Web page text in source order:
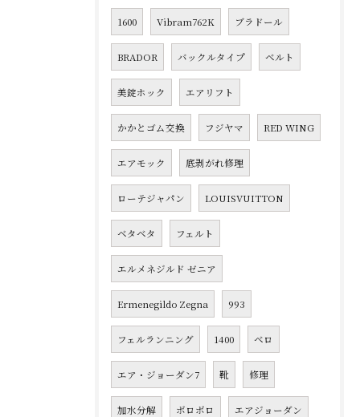
1600 Vibram762K ブラドール
BRADOR バックルタイプ ベルト
美錠ホック エアリフト
かかとゴム交換 フジヤマ RED WING
エアモック 底剥がれ修理
ローテジャパン LOUISVUITTON
ベタベタ フェルト
エルメネジルド ゼニア
Ermenegildo Zegna 993
フェルランニング 1400 ベロ
エア・ジョーダン7 靴 修理
加水分解 ボロボロ エアジョーダン